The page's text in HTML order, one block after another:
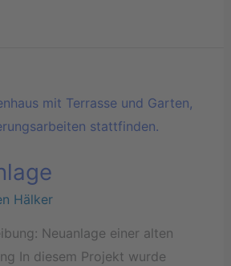
Hälker
Neuanlage einer alten
In diesem Projekt wurde